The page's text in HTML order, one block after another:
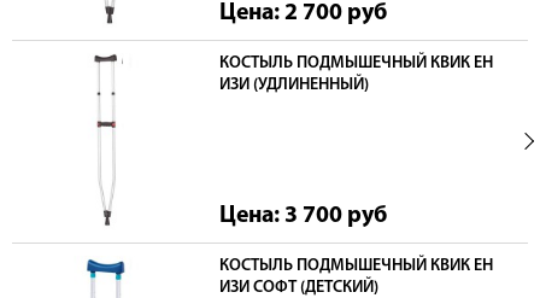
Цена: 2 700 руб
КОСТЫЛЬ ПОДМЫШЕЧНЫЙ КВИК ЕН
ИЗИ (УДЛИНЕННЫЙ)
Цена: 3 700 руб
КОСТЫЛЬ ПОДМЫШЕЧНЫЙ КВИК ЕН
ИЗИ СОФТ (ДЕТСКИЙ)